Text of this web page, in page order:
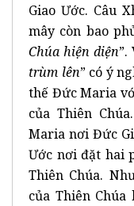
Giao Ước. Câu
mây còn bao
Chúa hiện diện”.
trùm lên” có ý
thế Đức Maria
của Thiên
Maria nơi Đức
Ước nơi đặt hai
Thiên Chúa.
của Thiên